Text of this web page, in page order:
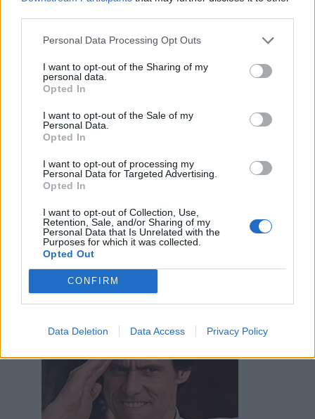
Personal Data Processing Opt Outs
I want to opt-out of the Sharing of my
personal data.
Opted In
I want to opt-out of the Sale of my
Personal Data.
Opted In
I want to opt-out of processing my
Personal Data for Targeted Advertising.
Opted In
I want to opt-out of Collection, Use,
Retention, Sale, and/or Sharing of my
Personal Data that Is Unrelated with the
Purposes for which it was collected.
Opted Out
CONFIRM
Data Deletion Data Access Privacy Policy
1
20 Febbraio alle ore 08:12
·Ti stimo ·Rispondi
Epaminonda:
2